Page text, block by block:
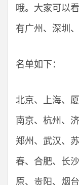
哦。大家可以
有广州、深圳
名单如下：
北京、上海、
南京、杭州、
郑州、武汉、
春、合肥、长
原、贵阳、烟